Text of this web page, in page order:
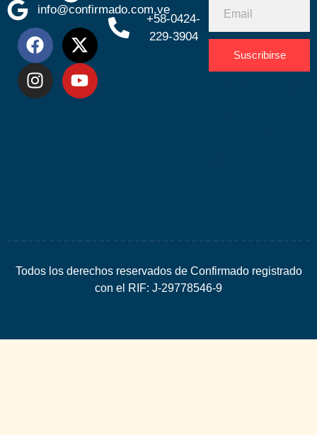
info@confirmado.com.ve
+58-0424-
229-3904
Suscribirse
Todos los derechos reservados de Confirmado registrado
con el RIF: J-29778546-9